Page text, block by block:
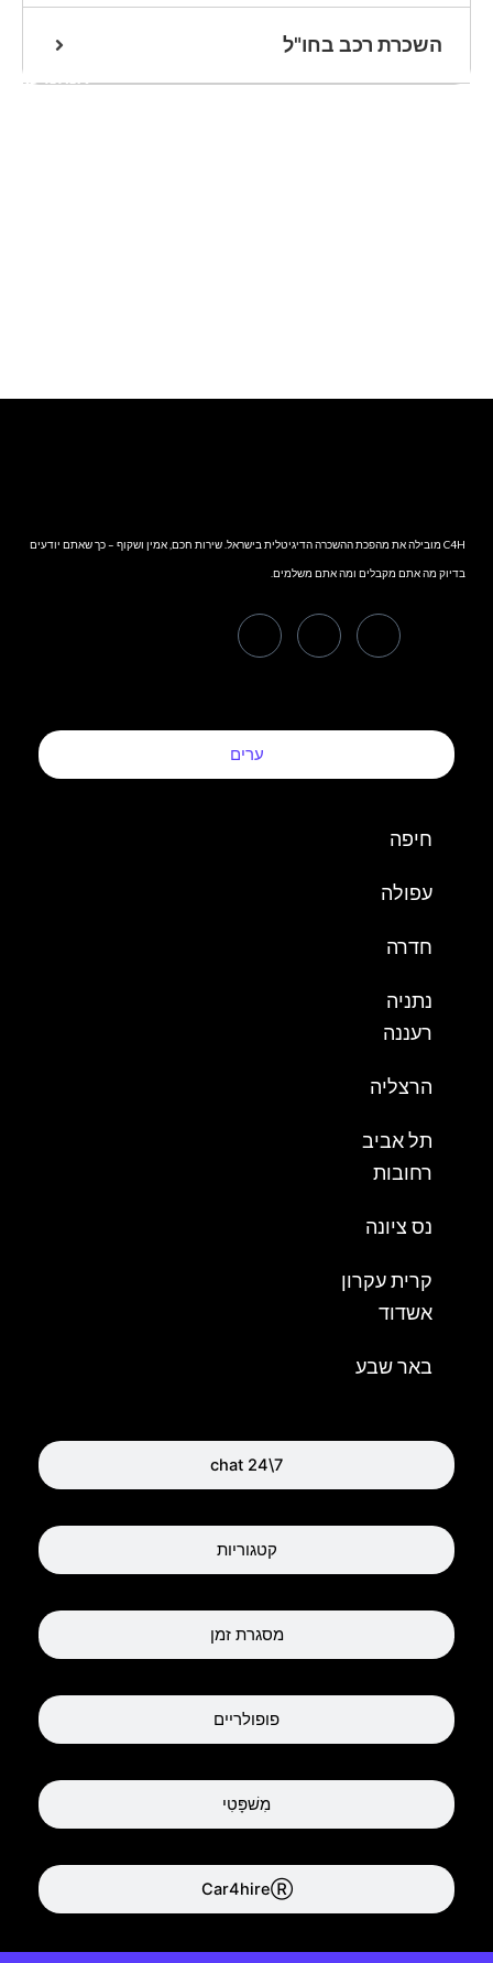
השכרת רכב בחו"ל
אנחנו כאן
C4H מובילה את מהפכת ההשכרה הדיגיטלית בישראל. שירות חכם, אמין ושקוף – כך שאתם יודעים
בדיוק מה אתם מקבלים ומה אתם משלמים.
ערים
chat 24\7
קטגוריות
מסגרת זמן
פופולריים
מִשׁפָּטִי
Car4hireⓇ
חיפה
עפולה
חדרה
נתניה
רעננה
הרצליה
תל אביב
רחובות
נס ציונה
קרית עקרון
אשדוד
באר שבע